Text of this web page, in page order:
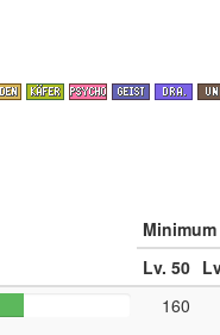
Minimum
Lv. 50
160